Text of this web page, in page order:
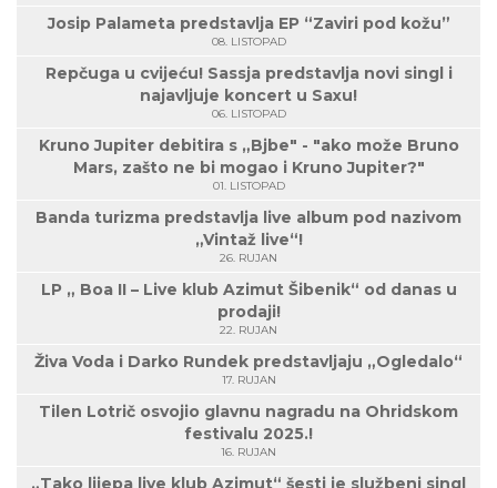
Josip Palameta predstavlja EP “Zaviri pod kožu”
08. LISTOPAD
Repčuga u cvijeću! Sassja predstavlja novi singl i
najavljuje koncert u Saxu!
06. LISTOPAD
Kruno Jupiter debitira s „Bjbe" - "ako može Bruno
Mars, zašto ne bi mogao i Kruno Jupiter?"
01. LISTOPAD
Banda turizma predstavlja live album pod nazivom
„Vintaž live“!
26. RUJAN
LP „ Boa II – Live klub Azimut Šibenik“ od danas u
prodaji!
22. RUJAN
Živa Voda i Darko Rundek predstavljaju „Ogledalo“
17. RUJAN
Tilen Lotrič osvojio glavnu nagradu na Ohridskom
festivalu 2025.!
16. RUJAN
„Tako lijepa live klub Azimut“ šesti je službeni singl